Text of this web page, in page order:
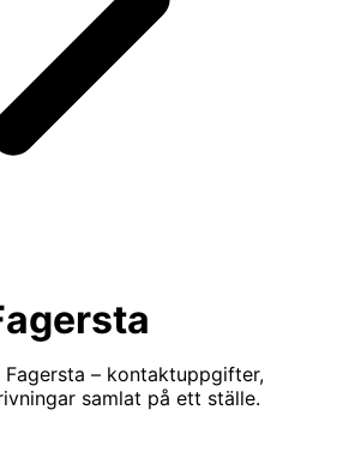
– kontaktuppgifter,
samlat på ett ställe.